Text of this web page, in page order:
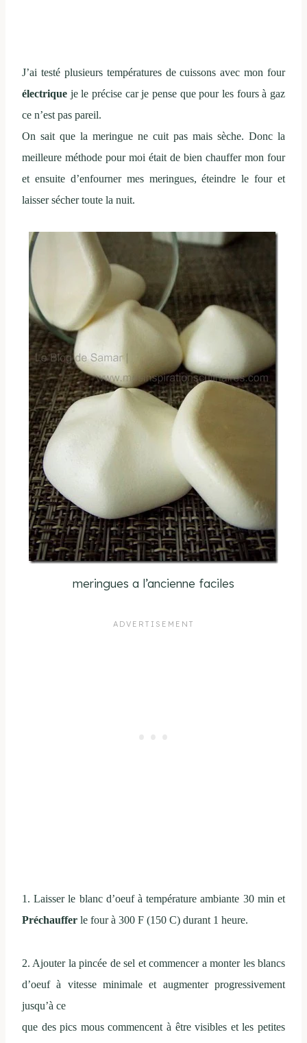
J’ai testé plusieurs températures de cuissons avec mon four
électrique je le précise car je pense que pour les fours à gaz
ce n’est pas pareil.
On sait que la meringue ne cuit pas mais sèche. Donc la
meilleure méthode pour moi était de bien chauffer mon four
et ensuite d’enfourner mes meringues, éteindre le four et
laisser sécher toute la nuit.
meringues a l’ancienne faciles
1. Laisser le blanc d’oeuf à température ambiante 30 min et
Préchauffer le four à 300 F (150 C) durant 1 heure.
2. Ajouter la pincée de sel et commencer a monter les blancs
d’oeuf à vitesse minimale et augmenter progressivement
jusqu’à ce
que des pics mous commencent à être visibles et les petites